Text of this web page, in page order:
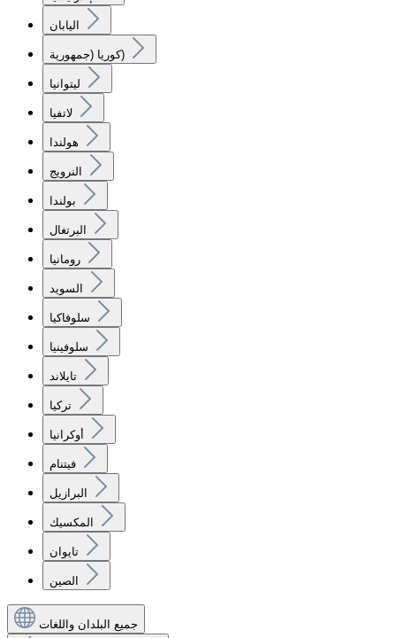
اليابان
كوريا (جمهورية)
ليتوانيا
لاتفيا
هولندا
النرويج
بولندا
البرتغال
رومانيا
السويد
سلوفاكيا
سلوفينيا
تايلاند
تركيا
أوكرانيا
فيتنام
البرازيل
المكسيك
تايوان
الصين
جميع البلدان واللغات